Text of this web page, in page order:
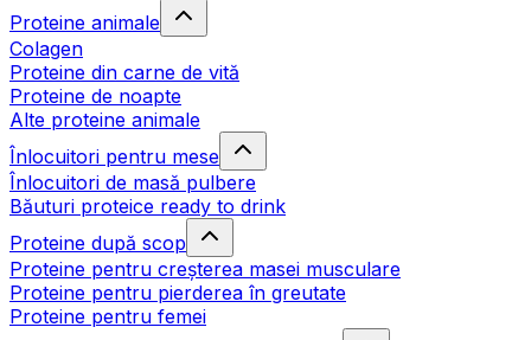
Proteine animale
Colagen
Proteine din carne de vită
Proteine de noapte
Alte proteine animale
Înlocuitori pentru mese
Înlocuitori de masă pulbere
Băuturi proteice ready to drink
Proteine după scop
Proteine pentru creșterea masei musculare
Proteine pentru pierderea în greutate
Proteine pentru femei